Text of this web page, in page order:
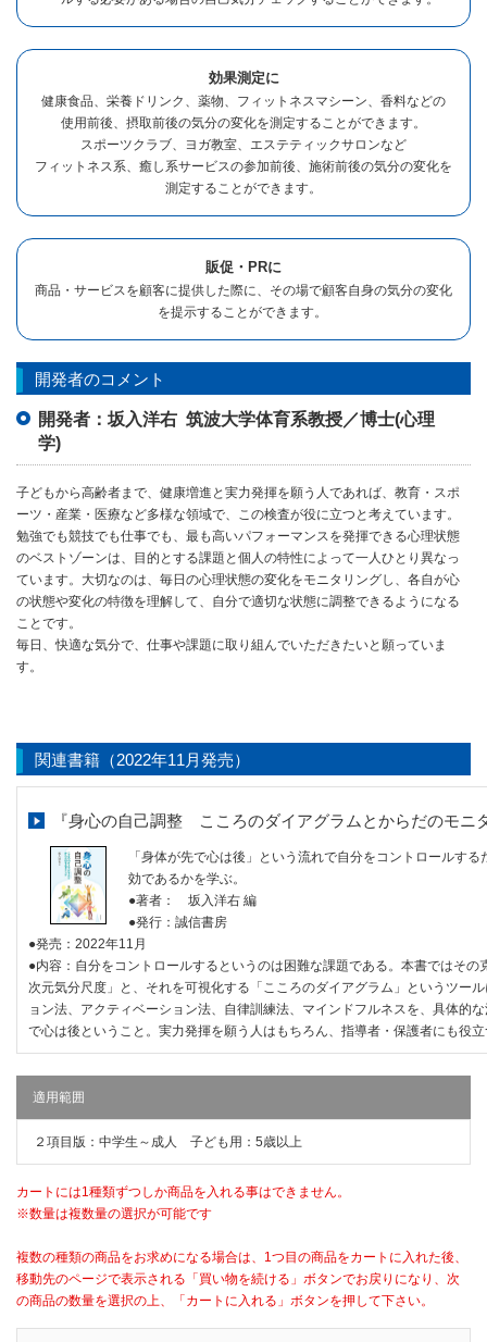
効果測定に
健康食品、栄養ドリンク、薬物、フィットネスマシーン、香料などの
使用前後、摂取前後の気分の変化を測定することができます。
スポーツクラブ、ヨガ教室、エステティックサロンなど
フィットネス系、癒し系サービスの参加前後、施術前後の気分の変化を
測定することができます。
販促・PRに
商品・サービスを顧客に提供した際に、その場で顧客自身の気分の変化
を提示することができます。
開発者のコメント
開発者：坂入洋右 筑波大学体育系教授／博士(心理
学)
子どもから高齢者まで、健康増進と実力発揮を願う人であれば、教育・スポ
ーツ・産業・医療など多様な領域で、この検査が役に立つと考えています。
勉強でも競技でも仕事でも、最も高いパフォーマンスを発揮できる心理状態
のベストゾーンは、目的とする課題と個人の特性によって一人ひとり異なっ
ています。大切なのは、毎日の心理状態の変化をモニタリングし、各自が心
の状態や変化の特徴を理解して、自分で適切な状態に調整できるようになる
ことです。
毎日、快適な気分で、仕事や課題に取り組んでいただきたいと願っていま
す。
関連書籍（2022年11月発売）
『身心の自己調整 こころのダイアグラムとからだのモニ
「身体が先で心は後」という流れで自分をコントロールす
効であるかを学ぶ。
●著者： 坂入洋右 編
●発行：誠信書房
●発売：2022年11月
●内容：自分をコントロールするというのは困難な課題である。本書ではそ
次元気分尺度」と、それを可視化する「こころのダイアグラム」というツー
ョン法、アクティベーション法、自律訓練法、マインドフルネスを、具体的
で心は後ということ。実力発揮を願う人はもちろん、指導者・保護者にも役
適用範囲
２項目版：中学生～成人 子ども用：5歳以上
カートには1種類ずつしか商品を入れる事はできません。
※数量は複数量の選択が可能です
複数の種類の商品をお求めになる場合は、1つ目の商品をカートに入れた後、
移動先のページで表示される「買い物を続ける」ボタンでお戻りになり、次
の商品の数量を選択の上、「カートに入れる」ボタンを押して下さい。